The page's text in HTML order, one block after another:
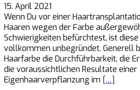
15. April 2021
Wenn Du vor einer
Haaren wegen der Farbe
Schwierigkeiten befürchtest, ist
vollkommen unbegründet. Generell
Haarfarbe die Durchführbarkeit, die
die voraussichtlichen Resultate einer
Eigenhaarverpflanzung im […]